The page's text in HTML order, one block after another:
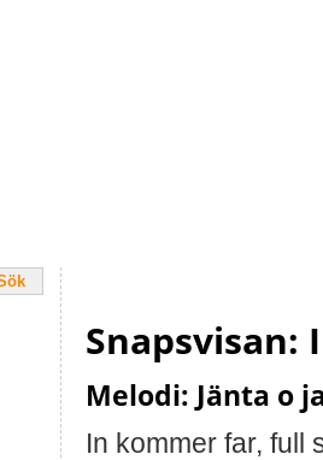
Snapsvisan:
Melodi: Jänta o
In kommer far, full